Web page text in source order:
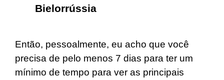
Bielorrússia
Então, pessoalmente, eu acho que você
precisa de pelo menos 7 dias para ter um
mínimo de tempo para ver as principais